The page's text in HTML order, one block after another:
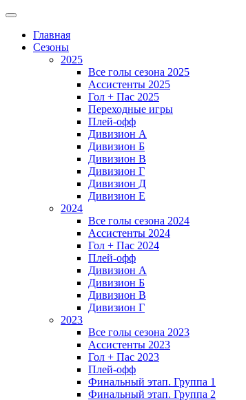
Главная
Сезоны
2025
Все голы сезона 2025
Ассистенты 2025
Гол + Пас 2025
Переходные игры
Плей-офф
Дивизион A
Дивизион Б
Дивизион В
Дивизион Г
Дивизион Д
Дивизион Е
2024
Все голы сезона 2024
Ассистенты 2024
Гол + Пас 2024
Плей-офф
Дивизион A
Дивизион Б
Дивизион В
Дивизион Г
2023
Все голы сезона 2023
Ассистенты 2023
Гол + Пас 2023
Плей-офф
Финальный этап. Группа 1
Финальный этап. Группа 2